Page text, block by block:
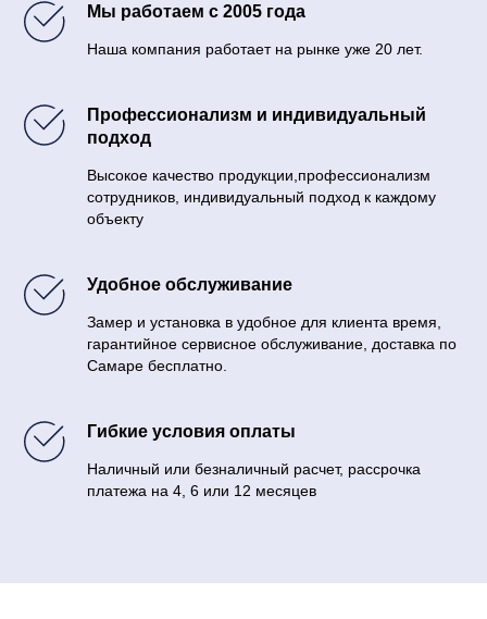
Мы работаем с 2005 года
Наша компания работает на рынке уже 20 лет.
Профессионализм и индивидуальный
подход
Высокое качество продукции,профессионализм
сотрудников, индивидуальный подход к каждому
объекту
Удобное обслуживание
Замер и установка в удобное для клиента время,
гарантийное сервисное обслуживание, доставка по
Самаре бесплатно.
Гибкие условия оплаты
Наличный или безналичный расчет, рассрочка
платежа на 4, 6 или 12 месяцев